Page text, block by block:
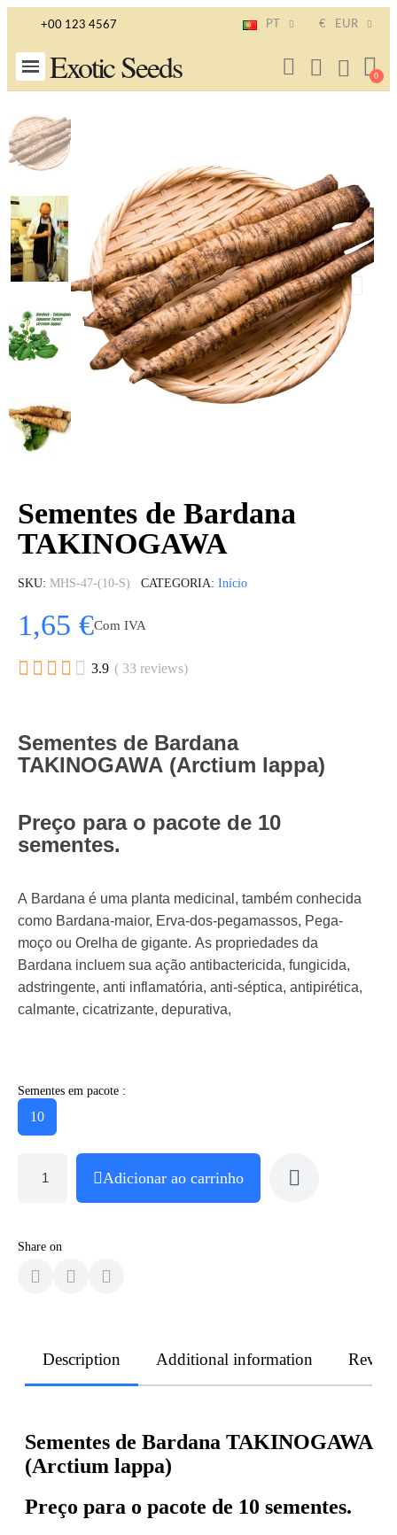
+00 123 4567 PT € EUR
Exotic Seeds
Sementes de Bardana
TAKINOGAWA
SKU MHS-47-(10-S) CATEGORIA Início
1,65 €Com IVA
     3.9 ( 33 reviews)
Sementes de Bardana
TAKINOGAWA (Arctium lappa)
Preço para o pacote de 10
sementes.
A Bardana é uma planta medicinal, também conhecida
como Bardana-maior, Erva-dos-pegamassos, Pega-
moço ou Orelha de gigante. As propriedades da
Bardana incluem sua ação antibactericida, fungicida,
adstringente, anti inflamatória, anti-séptica, antipirética,
calmante, cicatrizante, depurativa,
Sementes em pacote :
10
Adicionar ao carrinho
Share on
Description Additional information
Sementes de Bardana TAKINOGAWA
(Arctium lappa)
Preço para o pacote de 10 sementes.